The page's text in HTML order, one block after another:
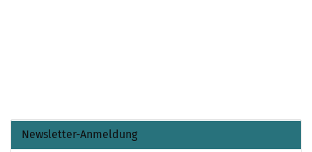
Newsletter-Anmeldung